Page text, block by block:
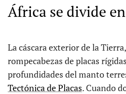
África se divide
La cáscara exterior de la
rompecabezas de placas
profundidades del manto
Tectónica de Placas. Cuando